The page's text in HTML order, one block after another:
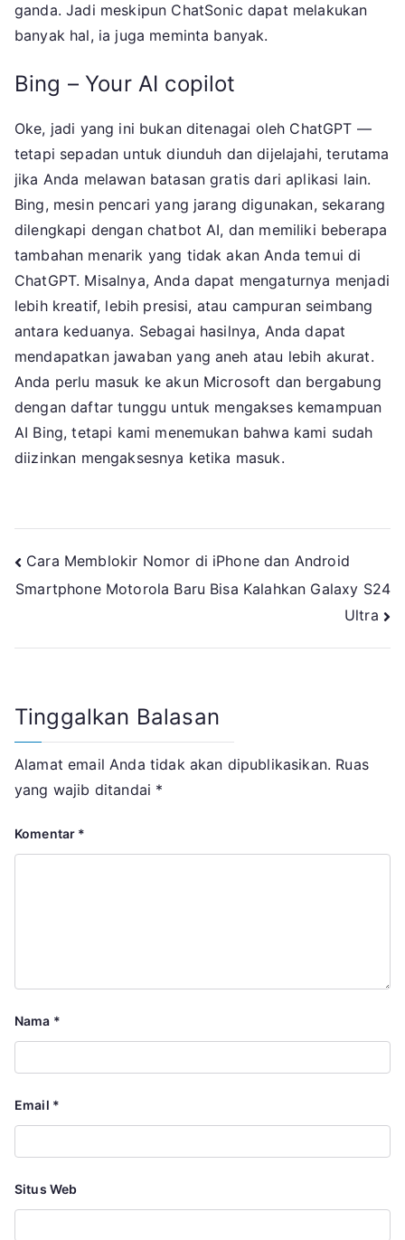
ganda. Jadi meskipun ChatSonic dapat melakukan
banyak hal, ia juga meminta banyak.
Bing – Your AI copilot
Oke, jadi yang ini bukan ditenagai oleh ChatGPT —
tetapi sepadan untuk diunduh dan dijelajahi, terutama
jika Anda melawan batasan gratis dari aplikasi lain.
Bing, mesin pencari yang jarang digunakan, sekarang
dilengkapi dengan chatbot AI, dan memiliki beberapa
tambahan menarik yang tidak akan Anda temui di
ChatGPT. Misalnya, Anda dapat mengaturnya menjadi
lebih kreatif, lebih presisi, atau campuran seimbang
antara keduanya. Sebagai hasilnya, Anda dapat
mendapatkan jawaban yang aneh atau lebih akurat.
Anda perlu masuk ke akun Microsoft dan bergabung
dengan daftar tunggu untuk mengakses kemampuan
AI Bing, tetapi kami menemukan bahwa kami sudah
diizinkan mengaksesnya ketika masuk.
Navigasi
pos
Cara Memblokir Nomor di iPhone dan Android
Smartphone Motorola Baru Bisa Kalahkan Galaxy S24
Ultra
Tinggalkan Balasan
Alamat email Anda tidak akan dipublikasikan. Ruas
yang wajib ditandai *
Komentar *
Nama *
Email *
Situs Web